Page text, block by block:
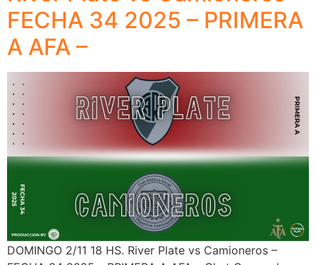
FECHA 34 2025 – PRIMERA
A AFA –
DOMINGO 2/11 18 HS. River Plate vs Camioneros –